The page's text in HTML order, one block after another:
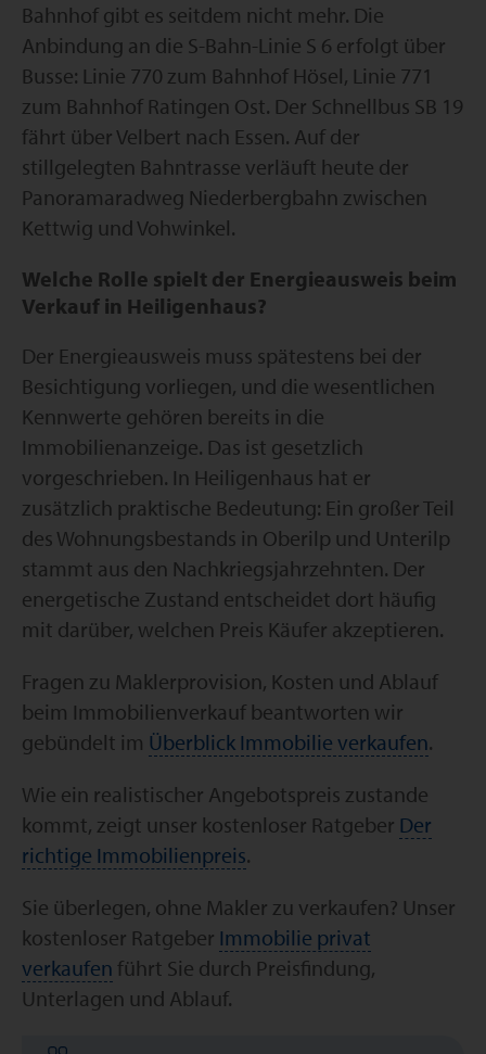
Bahnhof gibt es seitdem nicht mehr. Die
Anbindung an die S-Bahn-Linie S 6 erfolgt über
Busse: Linie 770 zum Bahnhof Hösel, Linie 771
zum Bahnhof Ratingen Ost. Der Schnellbus SB 19
fährt über Velbert nach Essen. Auf der
stillgelegten Bahntrasse verläuft heute der
Panoramaradweg Niederbergbahn zwischen
Kettwig und Vohwinkel.
Welche Rolle spielt der Energieausweis beim
Verkauf in Heiligenhaus?
Der Energieausweis muss spätestens bei der
Besichtigung vorliegen, und die wesentlichen
Kennwerte gehören bereits in die
Immobilienanzeige. Das ist gesetzlich
vorgeschrieben. In Heiligenhaus hat er
zusätzlich praktische Bedeutung: Ein großer Teil
des Wohnungsbestands in Oberilp und Unterilp
stammt aus den Nachkriegsjahrzehnten. Der
energetische Zustand entscheidet dort häufig
mit darüber, welchen Preis Käufer akzeptieren.
Fragen zu Maklerprovision, Kosten und Ablauf
beim Immobilienverkauf beantworten wir
gebündelt im Überblick Immobilie verkaufen.
Wie ein realistischer Angebotspreis zustande
kommt, zeigt unser kostenloser Ratgeber Der
richtige Immobilienpreis.
Sie überlegen, ohne Makler zu verkaufen? Unser
kostenloser Ratgeber Immobilie privat
verkaufen führt Sie durch Preisfindung,
Unterlagen und Ablauf.